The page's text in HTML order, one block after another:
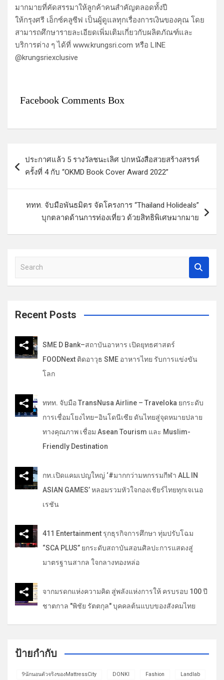
มากมายที่คัดสรรมาให้ลูกค้าคนสำคัญตลอดทั้งปี
ให้กรุงศรี เอ็กซ์คลูซีฟ เป็นผู้ดูแลทุกเรื่องการเงินของคุณ โดย
สามารถศึกษารายละเอียดเพิ่มเติมเกี่ยวกับผลิตภัณฑ์และ
บริการต่าง ๆ ได้ที่ www.krungsri.com หรือ LINE
@krungsriexclusive
Facebook Comments Box
น
ว
ประกาศแล้ว 5 รางวัลชนะเลิศ ปกหนังสือสวยสร้างสรรค์
ครั้งที่ 4 กับ “OKMD Book Cover Award 2022”
ททท. จับมือพันธมิตร จัดโครงการ “Thailand Holideals”
บุกตลาดด้านการท่องเที่ยว ด้วยสิทธิพิเศษมากมาย
a
c
Recent Posts
SME D Bank–สถาบันอาหาร เปิดยุทธศาสตร์
FOODNext ติดอาวุธ SME อาหารไทย รับการแข่งขัน
โลก
ททท. จับมือ TransNusa Airline – Traveloka ยกระดับ
การเชื่อมโยงไทย–อินโดนีเซีย ดันไทยสู่จุดหมายปลาย
ทางคุณภาพ เชื่อม Asean Tourism และ Muslim-
Friendly Destination
กท.เปิดแคมเปญใหญ่ ‘#มากกว่ามหกรรมกีฬา ALL IN
ASIAN GAMES’ หลอมรวมหัวใจกองเชียร์ไทยทุกเจเนอ
เรชัน
411 Entertainment รุกธุรกิจการศึกษา ทุ่มปรับโฉม
“SCA PLUS” ยกระดับสถาบันสอนศิลปะการแสดงสู่
มาตรฐานสากล ใจกลางทองหล่อ
จากมรดกแห่งความคิด สู่พลังแห่งการให้ ครบรอบ 100 ปี
ชาตกาล "พิชัย รัตตกุล" บุคคลต้นแบบของสังคมไทย
ป้ายกำกับ
9นักนอนตัวจริงของMattressCity DONKI Fashion Landlab